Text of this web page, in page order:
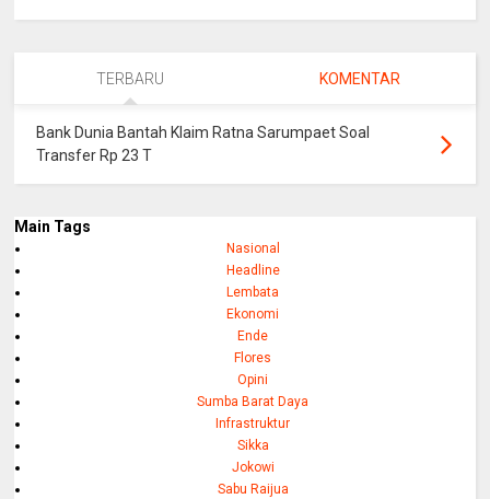
TERBARU KOMENTAR
Bank Dunia Bantah Klaim Ratna Sarumpaet Soal
Transfer Rp 23 T
Main Tags
Nasional
Headline
Lembata
Ekonomi
Ende
Flores
Opini
Sumba Barat Daya
Infrastruktur
Sikka
Jokowi
Sabu Raijua